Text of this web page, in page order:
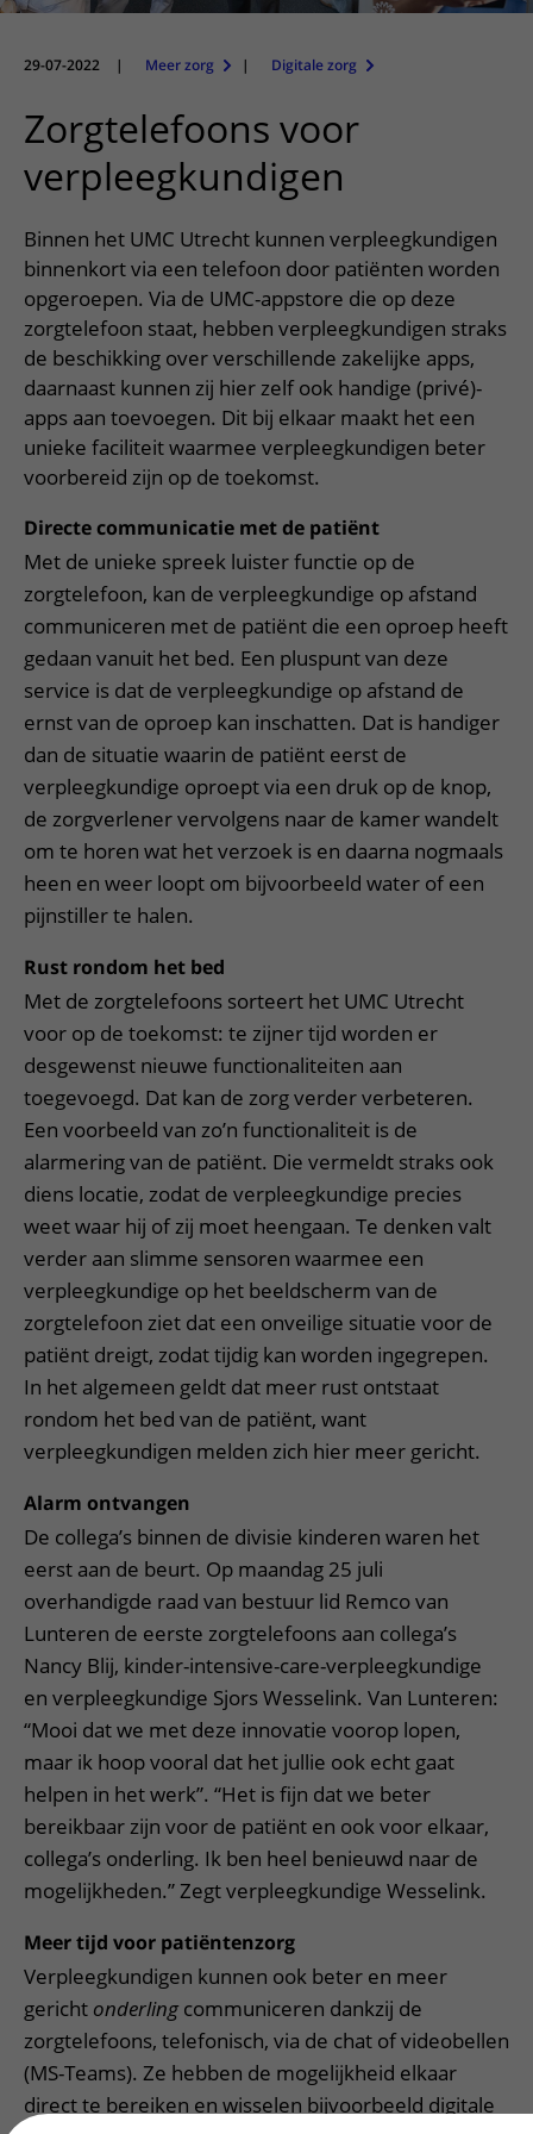
Onderzoeken en diagnostiek
Bloedprikken
Wachttijden
Wijzigen patiëntgegevens
Mijn UMC Utrecht patiëntportaal
Faciliteiten en voorzieningen
Bezoekregels
Parkeren
Wegwijs in het ziekenhuis
Contact met polikliniek
Contact met verpleegafdeling
Het Wilhelmina Kinderziekenhuis
Diagnostiek aanvragen
Zorgverlenersportaal
Onderwijs
Werken bij het UMC Utrecht
29-07-2022 | Meer zorg | Digitale zorg
Zorgtelefoons voor
verpleegkundigen
Binnen het UMC Utrecht kunnen verpleegkundigen
binnenkort via een telefoon door patiënten worden
opgeroepen. Via de UMC-appstore die op deze
zorgtelefoon staat, hebben verpleegkundigen straks
de beschikking over verschillende zakelijke apps,
daarnaast kunnen zij hier zelf ook handige (privé)-
apps aan toevoegen. Dit bij elkaar maakt het een
unieke faciliteit waarmee verpleegkundigen beter
voorbereid zijn op de toekomst.
Directe communicatie met de patiënt
Met de unieke spreek luister functie op de
zorgtelefoon, kan de verpleegkundige op afstand
communiceren met de patiënt die een oproep heeft
gedaan vanuit het bed. Een pluspunt van deze
service is dat de verpleegkundige op afstand de
ernst van de oproep kan inschatten. Dat is handiger
dan de situatie waarin de patiënt eerst de
verpleegkundige oproept via een druk op de knop,
de zorgverlener vervolgens naar de kamer wandelt
om te horen wat het verzoek is en daarna nogmaals
heen en weer loopt om bijvoorbeeld water of een
pijnstiller te halen.
Rust rondom het bed
Met de zorgtelefoons sorteert het UMC Utrecht
voor op de toekomst: te zijner tijd worden er
desgewenst nieuwe functionaliteiten aan
toegevoegd. Dat kan de zorg verder verbeteren.
Een voorbeeld van zo’n functionaliteit is de
alarmering van de patiënt. Die vermeldt straks ook
diens locatie, zodat de verpleegkundige precies
weet waar hij of zij moet heengaan. Te denken valt
verder aan slimme sensoren waarmee een
verpleegkundige op het beeldscherm van de
zorgtelefoon ziet dat een onveilige situatie voor de
patiënt dreigt, zodat tijdig kan worden ingegrepen.
In het algemeen geldt dat meer rust ontstaat
rondom het bed van de patiënt, want
verpleegkundigen melden zich hier meer gericht.
Alarm ontvangen
De collega’s binnen de divisie kinderen waren het
eerst aan de beurt. Op maandag 25 juli
overhandigde raad van bestuur lid Remco van
Lunteren de eerste zorgtelefoons aan collega’s
Nancy Blij, kinder-intensive-care-verpleegkundige
en verpleegkundige Sjors Wesselink. Van Lunteren:
“Mooi dat we met deze innovatie voorop lopen,
maar ik hoop vooral dat het jullie ook echt gaat
helpen in het werk”. “Het is fijn dat we beter
bereikbaar zijn voor de patiënt en ook voor elkaar,
collega’s onderling. Ik ben heel benieuwd naar de
mogelijkheden.” Zegt verpleegkundige Wesselink.
Meer tijd voor patiëntenzorg
Verpleegkundigen kunnen ook beter en meer
gericht onderlingcommuniceren dankzij de
zorgtelefoons, telefonisch, via de chat of videobellen
(MS-Teams). Ze hebben de mogelijkheid elkaar
direct te bereiken en wisselen bijvoorbeeld digitale